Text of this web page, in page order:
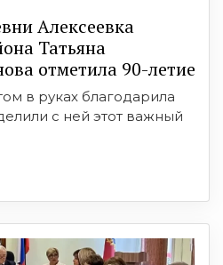
Алексеевка
Татьяна
отметила 90-летие
в руках благодарила
с ней этот важный